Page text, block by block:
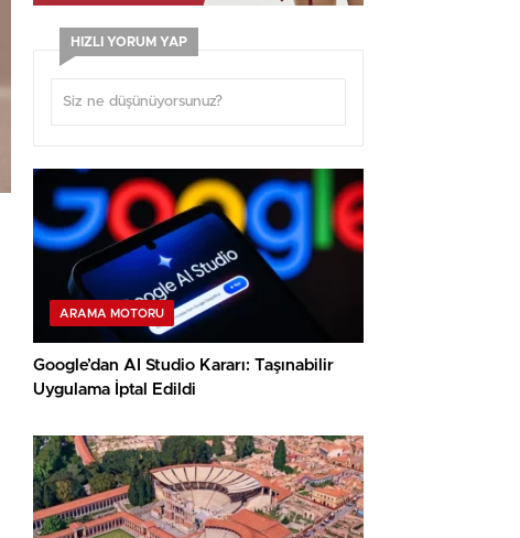
HIZLI YORUM YAP
ARAMA MOTORU
Google’dan AI Studio Kararı: Taşınabilir
Uygulama İptal Edildi